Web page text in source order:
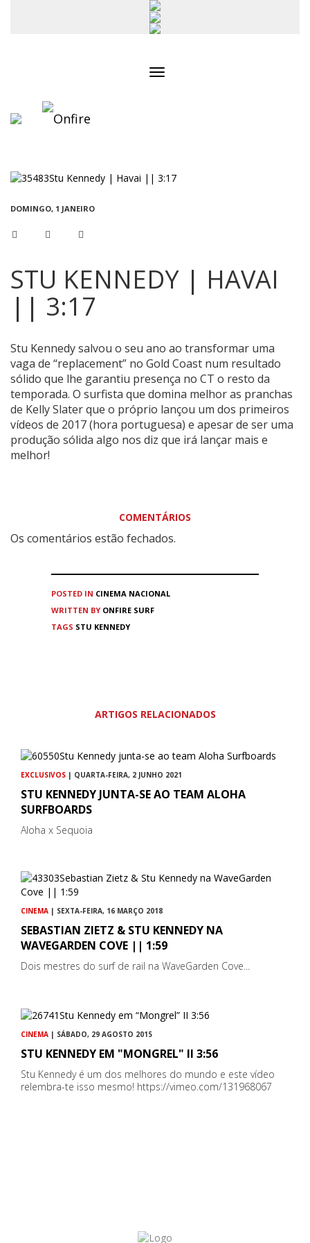
DOMINGO, 1 JANEIRO
STU KENNEDY | HAVAI
|| 3:17
Stu Kennedy salvou o seu ano ao transformar uma
vaga de “replacement” no Gold Coast num resultado
sólido que lhe garantiu presença no CT o resto da
temporada. O surfista que domina melhor as pranchas
de Kelly Slater que o próprio lançou um dos primeiros
vídeos de 2017 (hora portuguesa) e apesar de ser uma
produção sólida algo nos diz que irá lançar mais e
melhor!
COMENTÁRIOS
Os comentários estão fechados.
POSTED IN CINEMA NACIONAL
WRITTEN BY ONFIRE SURF
TAGS STU KENNEDY
ARTIGOS RELACIONADOS
EXCLUSIVOS | QUARTA-FEIRA, 2 JUNHO 2021
STU KENNEDY JUNTA-SE AO TEAM ALOHA
SURFBOARDS
Aloha x Sequoia
CINEMA | SEXTA-FEIRA, 16 MARÇO 2018
SEBASTIAN ZIETZ & STU KENNEDY NA
WAVEGARDEN COVE || 1:59
Dois mestres do surf de rail na WaveGarden Cove...
CINEMA | SÁBADO, 29 AGOSTO 2015
STU KENNEDY EM "MONGREL" II 3:56
Stu Kennedy é um dos melhores do mundo e este vídeo
relembra-te isso mesmo! https://vimeo.com/131968067